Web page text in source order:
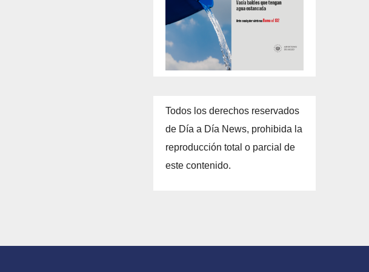
Todos los derechos reservados
de Día a Día News, prohibida la
reproducción total o parcial de
este contenido.